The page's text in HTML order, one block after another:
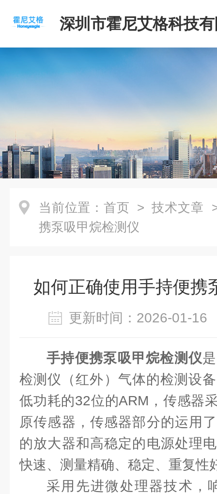
深圳市霍尼艾格科技
当前位置： 首页 > 技术文章
携泵吸甲烷检测仪
如何正确使用手持便携
更新时间：2026-01-
手持便携泵吸甲烷检测仪
检测仪（红外）气体的检测设
低功耗的32位的ARM，传感器
原传感器，传感器部分的运用
的放大器和高稳定的电源处理
快速、测量精确、稳定、重复性
采用先进微处理器技术，